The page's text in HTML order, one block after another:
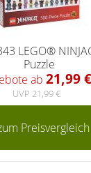
LEGO®
Puzzle
ab 21,99 €
UVP 21,99 €
Preisvergleich